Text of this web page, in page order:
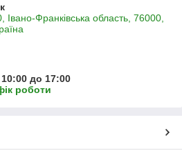
Франківська область, 76000,
до 17:00
роботи